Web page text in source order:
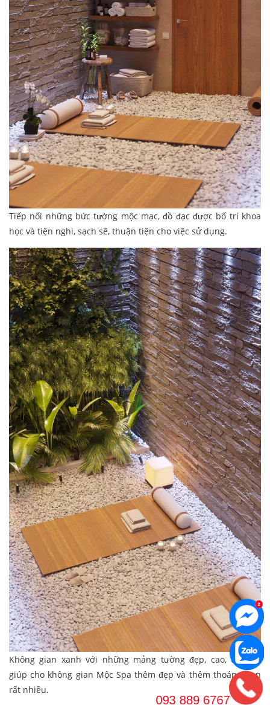
Tiếp nối những bức tường mộc mạc, đồ đạc được bố trí khoa
học và tiện nghi, sạch sẽ, thuận tiện cho việc sử dụng.
Không gian xanh với những mảng tường đẹp, cao, thoáng,
giúp cho không gian Mộc Spa thêm đẹp và thêm thoáng hơn
rất nhiều.